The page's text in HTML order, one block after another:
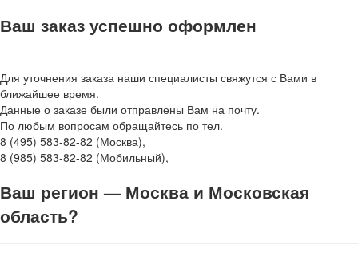
Ваш заказ успешно оформлен
Для уточнения заказа наши специалисты свяжутся с Вами в
ближайшее время.
Данные о заказе были отправлены Вам на почту.
По любым вопросам обращайтесь по тел.
8 (495) 583-82-82 (Москва),
8 (985) 583-82-82 (Мобильный),
Ваш регион — Москва и Московская
область?